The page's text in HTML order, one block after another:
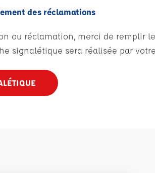
des réclamations
ou réclamation, merci de remplir
signalétique sera réalisée par